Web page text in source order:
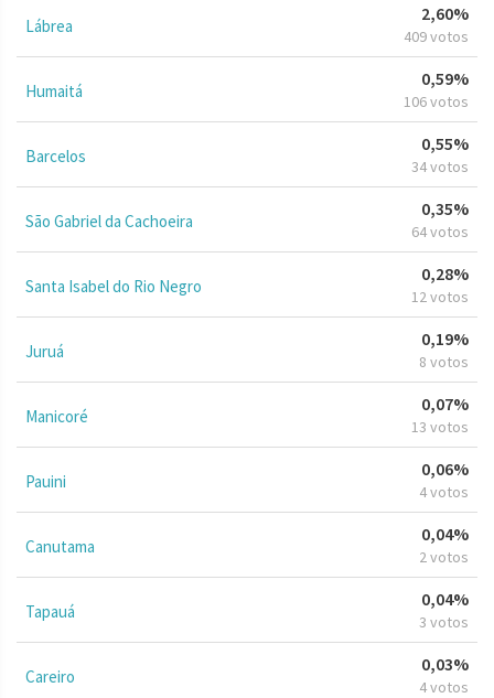
Lábrea
2,60%
409 votos
Humaitá
0,59%
106 votos
Barcelos
0,55%
34 votos
São Gabriel da Cachoeira
0,35%
64 votos
Santa Isabel do Rio Negro
0,28%
12 votos
Juruá
0,19%
8 votos
Manicoré
0,07%
13 votos
Pauini
0,06%
4 votos
Canutama
0,04%
2 votos
Tapauá
0,04%
3 votos
Careiro
0,03%
4 votos